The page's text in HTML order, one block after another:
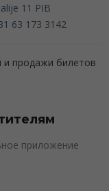
11 PIB
63 173 3142
и продажи билетов
приложение